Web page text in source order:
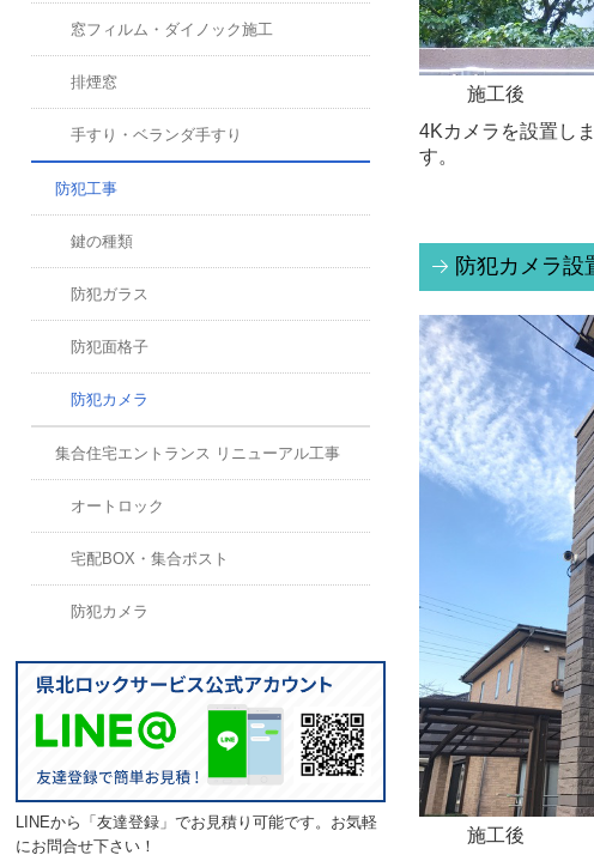
窓フィルム・ダイノック施工
排煙窓
手すり・ベランダ手すり
防犯工事
鍵の種類
防犯ガラス
防犯面格子
防犯カメラ
集合住宅エントランス リニューアル工事
オートロック
宅配BOX・集合ポスト
防犯カメラ
LINEから「友達登録」でお見積り可能です。お気軽
にお問合せ下さい！
施工後
4Kカメラを設置し
す。
防犯カメラ
施工後